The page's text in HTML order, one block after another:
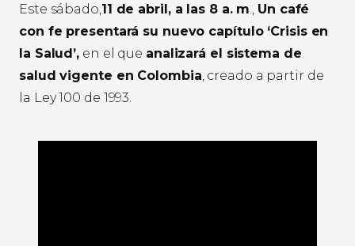
Este sábado,11 de abril, a las 8 a. m., Un café
con fe presentará su nuevo capítulo ‘Crisis en
la Salud’, en el que analizará el sistema de
salud vigente en Colombia, creado a partir de
la Ley 100 de 1993.